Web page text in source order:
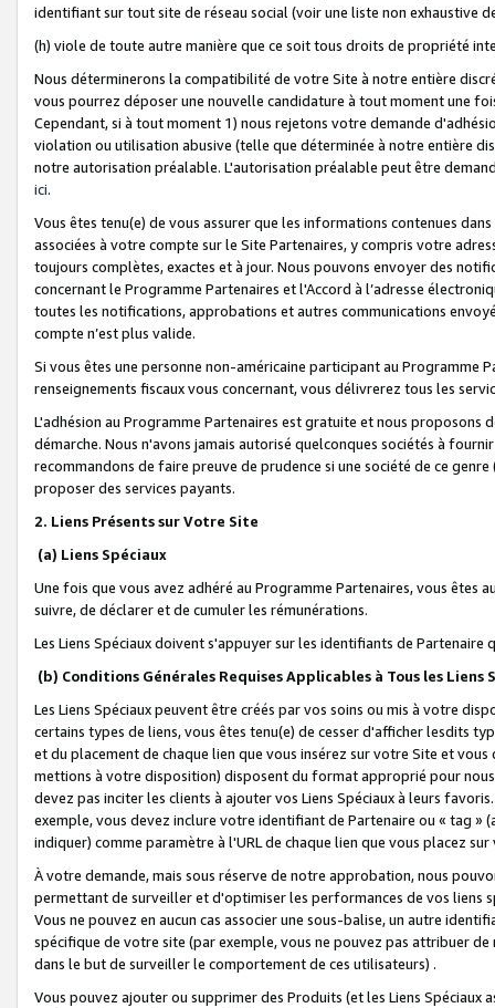
identifiant sur tout site de réseau social (voir une liste non exhaustive
(h) viole de toute autre manière que ce soit tous droits de propriété
Nous déterminerons la compatibilité de votre Site à notre entière
vous pourrez déposer une nouvelle candidature à tout moment une
Cependant, si à tout moment 1) nous rejetons votre demande
violation ou utilisation abusive (telle que déterminée à notre entière
notre autorisation préalable. L'autorisation préalable peut être
ici.
Vous êtes tenu(e) de vous assurer que les informations contenues
associées à votre compte sur le Site Partenaires, y compris votre
toujours complètes, exactes et à jour. Nous pouvons envoyer des
concernant le Programme Partenaires et l'Accord à l’adresse
toutes les notifications, approbations et autres communications
compte n’est plus valide.
Si vous êtes une personne non-américaine participant au
renseignements fiscaux vous concernant, vous délivrerez tous les
L'adhésion au Programme Partenaires est gratuite et nous proposons
démarche. Nous n'avons jamais autorisé quelconques sociétés à
recommandons de faire preuve de prudence si une société de ce
proposer des services payants.
2. Liens Présents sur Votre Site
(a) Liens Spéciaux
Une fois que vous avez adhéré au Programme Partenaires, vous êtes
suivre, de déclarer et de cumuler les rémunérations.
Les Liens Spéciaux doivent s'appuyer sur les identifiants de Partenaire
(b) Conditions Générales Requises Applicables à Tous les Liens
Les Liens Spéciaux peuvent être créés par vos soins ou mis à votre
certains types de liens, vous êtes tenu(e) de cesser d'afficher lesdits
et du placement de chaque lien que vous insérez sur votre Site et
mettions à votre disposition) disposent du format approprié pour
devez pas inciter les clients à ajouter vos Liens Spéciaux à leurs
exemple, vous devez inclure votre identifiant de Partenaire ou « tag
indiquer) comme paramètre à l'URL de chaque lien que vous placez
À votre demande, mais sous réserve de notre approbation, nous
permettant de surveiller et d'optimiser les performances de vos liens
Vous ne pouvez en aucun cas associer une sous-balise, un autre
spécifique de votre site (par exemple, vous ne pouvez pas attribuer
dans le but de surveiller le comportement de ces utilisateurs) .
Vous pouvez ajouter ou supprimer des Produits (et les Liens